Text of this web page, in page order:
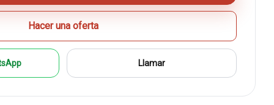
Hacer una oferta
Llamar